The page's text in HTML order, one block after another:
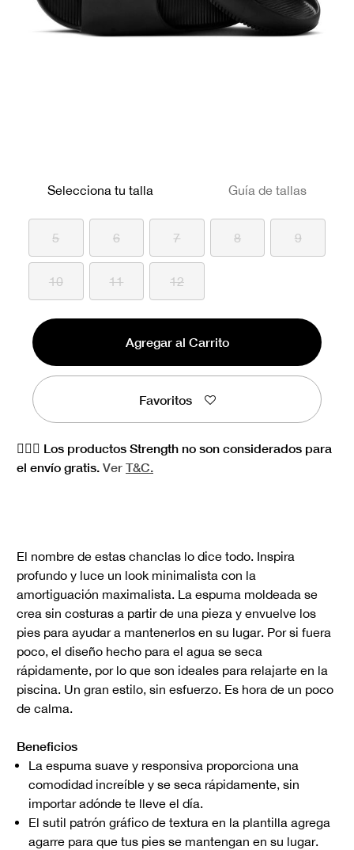
Selecciona tu talla Guía de tallas
5 6 7 8 9
10 11 12
Agregar al Carrito
Favoritos
🏋🏻‍♀️ Los productos Strength no son considerados para
el envío gratis. Ver T&C.
El nombre de estas chanclas lo dice todo. Inspira
profundo y luce un look minimalista con la
amortiguación maximalista. La espuma moldeada se
crea sin costuras a partir de una pieza y envuelve los
pies para ayudar a mantenerlos en su lugar. Por si fuera
poco, el diseño hecho para el agua se seca
rápidamente, por lo que son ideales para relajarte en la
piscina. Un gran estilo, sin esfuerzo. Es hora de un poco
de calma.
Beneficios
La espuma suave y responsiva proporciona una
comodidad increíble y se seca rápidamente, sin
importar adónde te lleve el día.
El sutil patrón gráfico de textura en la plantilla agrega
agarre para que tus pies se mantengan en su lugar.